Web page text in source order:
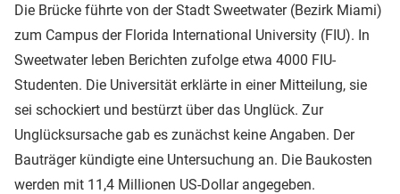
Die Brücke führte von der Stadt Sweetwater (Bezirk Miami)
zum Campus der Florida International University (FIU). In
Sweetwater leben Berichten zufolge etwa 4000 FIU-
Studenten. Die Universität erklärte in einer Mitteilung, sie
sei schockiert und bestürzt über das Unglück. Zur
Unglücksursache gab es zunächst keine Angaben. Der
Bauträger kündigte eine Untersuchung an. Die Baukosten
werden mit 11,4 Millionen US-Dollar angegeben.